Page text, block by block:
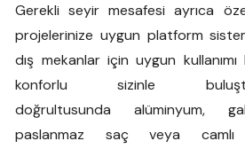
Gerekli seyir mesafesi ayrıca
projelerinize uygun platform
dış mekanlar için uygun
konforlu sizinle
doğrultusunda alüminyum,
paslanmaz saç veya camlı